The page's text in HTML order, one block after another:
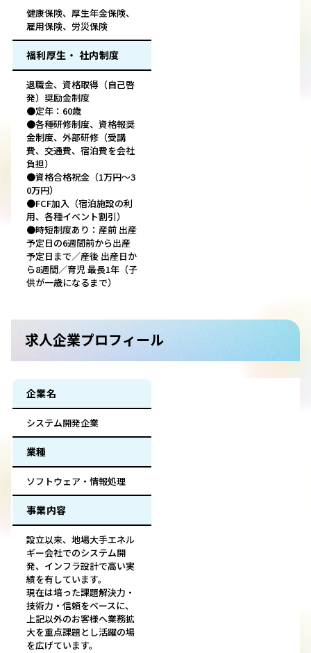
健康保険、厚生年金保険、
雇用保険、労災保険
福利厚生・ 社内制度
退職金、資格取得（自己啓
発）奨励金制度
●定年：60歳
●各種研修制度、資格報奨
金制度、外部研修（受講
費、交通費、宿泊費を会社
負担）
●資格合格祝金（1万円～3
0万円）
●FCF加入（宿泊施設の利
用、各種イベント割引）
●時短制度あり：産前 出産
予定日の6週間前から出産
予定日まで／産後 出産日か
ら8週間／育児 最長1年（子
供が一歳になるまで）
求人企業プロフィール
企業名
システム開発企業
業種
ソフトウェア・情報処理
事業内容
設立以来、地場大手エネル
ギー会社でのシステム開
発、インフラ設計で高い実
績を有しています。
現在は培った課題解決力・
技術力・信頼をベースに、
上記以外のお客様へ業務拡
大を重点課題とし活躍の場
を広げています。